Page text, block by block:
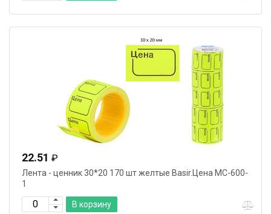
22.51 ₽
Лента - ценник 30*20 170 шт желтые Basir.Цена МС-600-
1
В корзину